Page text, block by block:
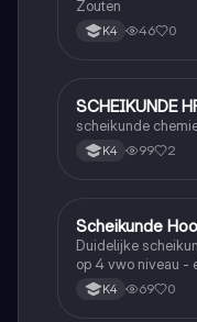
Zouten
K4 46 0
Scheikunde
SCHEIKUNDE
scheikunde
K4 99 2
Scheikunde
Scheikunde
Duidelijke
op 4 vwo niveau -
K4 69 0